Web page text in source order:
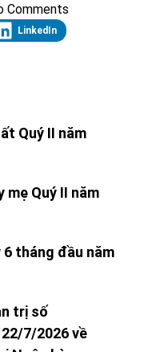
Comments
LinkedIn
Quý II năm
Quý II năm
tháng đầu năm
trị số
7/2026 về